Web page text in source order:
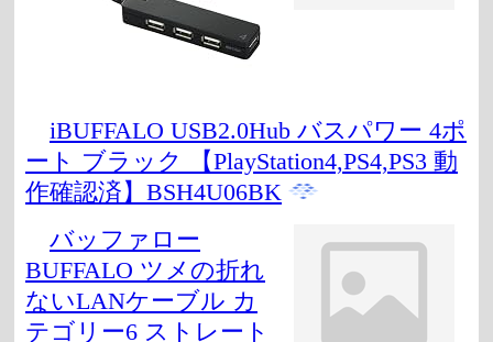
iBUFFALO USB2.0Hub バスパワー 4ポ
ート ブラック 【PlayStation4,PS4,PS3 動
作確認済】BSH4U06BK
バッファロー
BUFFALO ツメの折れ
ないLANケーブル カ
テゴリー6 ストレート